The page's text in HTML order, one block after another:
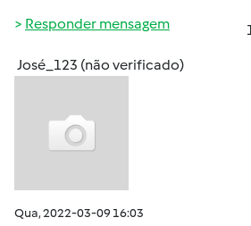
Responder mensagem
José_123 (não verificado)
Qua, 2022-03-09 16:03